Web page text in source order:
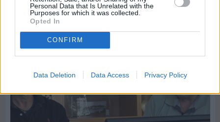
Personal Data that Is Unrelated with the
Purposes for which it was collected.
Opted In
CONFIRM
Data Deletion Data Access Privacy Policy
Βαρβασίου